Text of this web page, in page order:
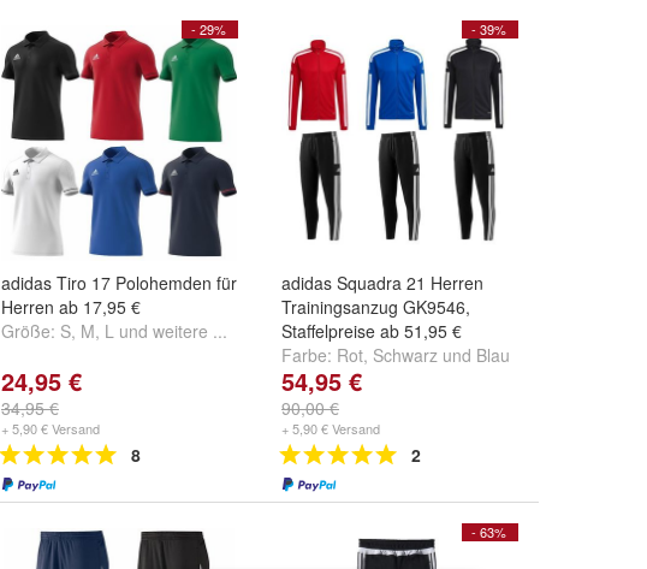
- 29%
adidas Tiro 17 Polohemden für
Herren ab 17,95 €
Größe: S, M, L und weitere ...
24,95 €
34,95 €
+ 5,90 € Versand
8
- 39%
adidas Squadra 21 Herren
Trainingsanzug GK9546,
Staffelpreise ab 51,95 €
Farbe: Rot, Schwarz und Blau
54,95 €
90,00 €
+ 5,90 € Versand
2
- 63%